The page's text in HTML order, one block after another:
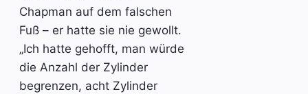
Chapman auf dem falschen
Fuß – er hatte sie nie gewollt.
„Ich hatte gehofft, man würde
die Anzahl der Zylinder
begrenzen, acht Zylinder